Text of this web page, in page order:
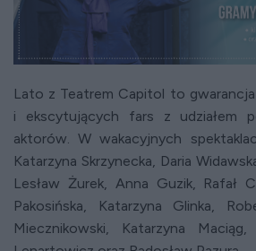
Lato z Teatrem Capitol to
i ekscytujących fars z udziałem
aktorów. W wakacyjnych
Katarzyna Skrzynecka, Daria
Lesław Żurek, Anna Guzik, Rafał
Pakosińska, Katarzyna Glinka,
Miecznikowski, Katarzyna